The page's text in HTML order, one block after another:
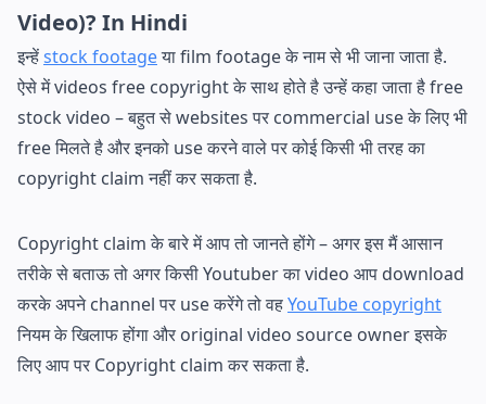
Video)? In Hindi
इन्हेंstock footageया film footage के नाम से भी जाना जाता है.
ऐसे में videos free copyright के साथ होते है उन्हें कहा जाता है free
stock video – बहुत से websites पर commercial use के लिए भी
free मिलते है और इनको use करने वाले पर कोई किसी भी तरह का
copyright claim नहीं कर सकता है.
Copyright claim के बारे में आप तो जानते होंगे – अगर इस मैं आसान
तरीके से बताऊ तो अगर किसी Youtuber का video आप download
करके अपने channel पर use करेंगे तो वहYouTube copyright
नियम के खिलाफ होंगा और original video source owner इसके
लिए आप पर Copyright claim कर सकता है.